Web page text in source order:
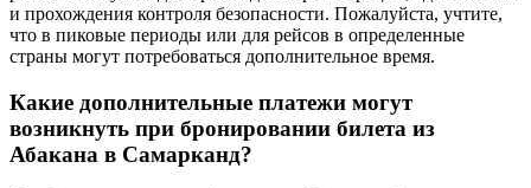
и прохождения контроля безопасности. Пожалуйста, учтите,
что в пиковые периоды или для рейсов в определенные
страны могут потребоваться дополнительное время.
Какие дополнительные платежи могут
возникнуть при бронировании билета из
Абакана в Самарканд?